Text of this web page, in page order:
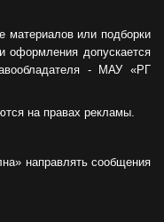
материалов или подборки
оформления допускается
- МАУ «РГ
на правах рекламы.
направлять сообщения